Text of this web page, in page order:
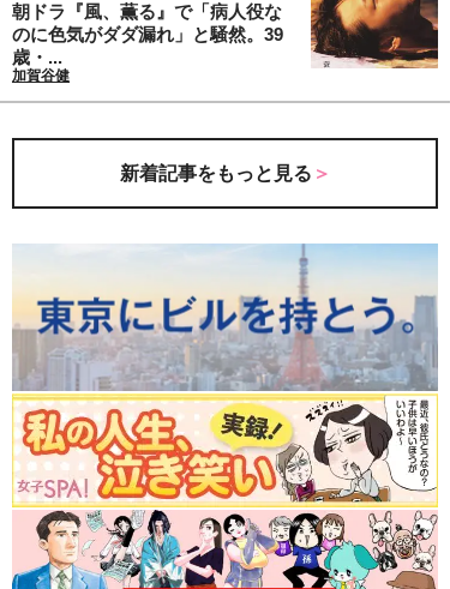
朝ドラ『風、薫る』で「病人役な
のに色気がダダ漏れ」と騒然。39
歳・...
加賀谷健
新着記事をもっと見る